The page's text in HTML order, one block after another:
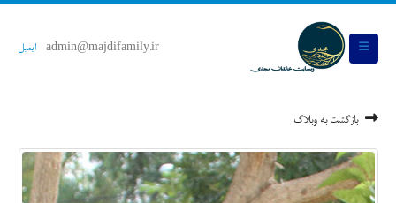
admin@majdifamily.ir ایمیل
بازگشت به وبلاگ